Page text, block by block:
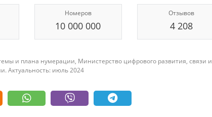
Номеров
10 000 000
Отзывов
4 208
и плана нумерации, Министерство цифрового развития, связи и
Актуальность: июль 2024